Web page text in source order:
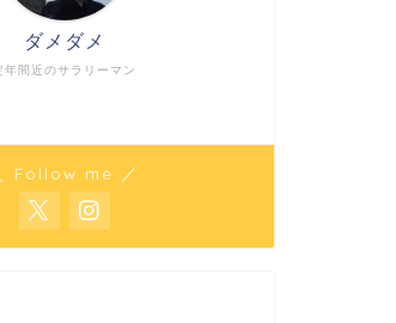
年間近のサラリーマン
ダメダメ
Follow me ／